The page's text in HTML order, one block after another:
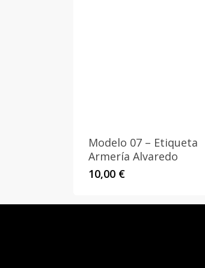
Modelo 07 – Etiqueta
Armería Alvaredo
10,00 €